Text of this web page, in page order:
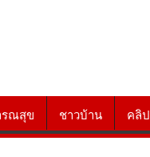
รณสุข ชาวบ้าน คลิป